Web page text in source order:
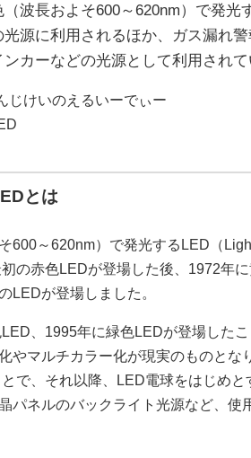
波長およそ600～620nm）で発光
源に利用されるほか、ガス漏れ
カーなどの光源として利用されて
じけいのえるいーでぃー
とは
600～620nm）で発光するLED（
の赤色LEDが登場した後、1972年
LEDが登場しました。
、1995年に緑色LEDが登場した
やマルチカラー化が現実のものとな
で、それ以降、LED電球をはじめ
パネルのバックライト光源など、使